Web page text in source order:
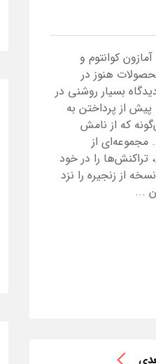
کوانتوم و
هنوز در
بسیار روشنی در
از پرداختن به
که از نامش
مجموعه‌ای از
تراکنش‌ها را در خود
از زنجیره را نزد
...